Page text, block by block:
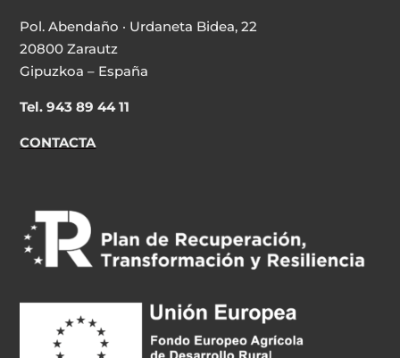
Pol. Abendaño · Urdaneta Bidea, 22
20800 Zarautz
Gipuzkoa – España
Tel. 943 89 44 11
CONTACTA